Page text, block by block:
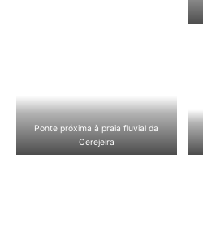
Ponte próxima à praia fluvial da
Cerejeira